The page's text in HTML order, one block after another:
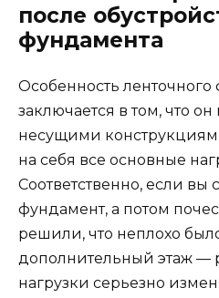
после
фундамента
Особенность ленточного
заключается в том, что
несущими
на себя все основные
Соответственно, если вы
фундамент, а потом
решили, что неплохо
дополнительный этаж —
нагрузки серьезно